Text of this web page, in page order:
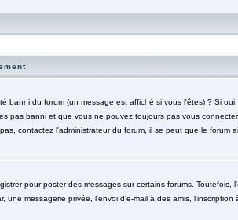
banni du forum (un message est affiché si vous l'êtes) ? Si
pas banni et que vous ne pouvez toujours pas vous
contactez l'administrateur du forum, il se peut que le forum
pour poster des messages sur certains forums. Toutefois,
messagerie privée, l'envoi d'e-mail à des amis, l'inscription